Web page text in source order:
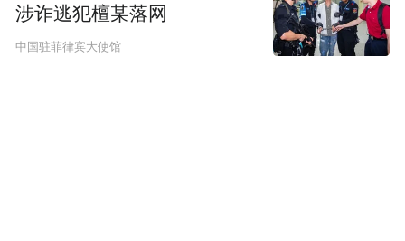
涉诈逃犯檀某落网
中国驻菲律宾大使馆